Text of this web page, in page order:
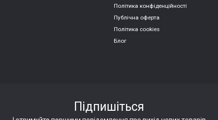
Політика конфіденційності
Публічна оферта
Політика cookies
Блог
Підпишіться